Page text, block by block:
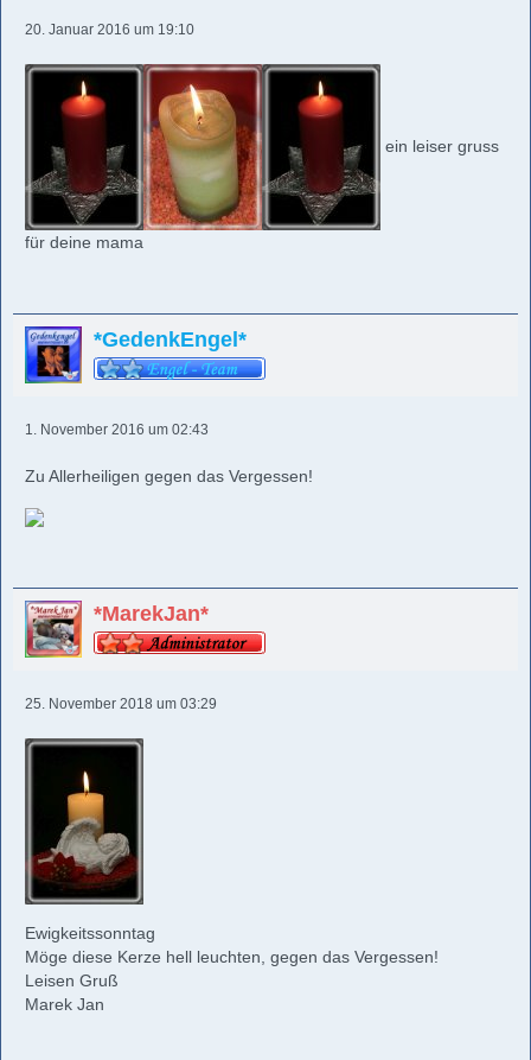
20. Januar 2016 um 19:10
ein leiser gruss
für deine mama
*GedenkEngel*
1. November 2016 um 02:43
Zu Allerheiligen gegen das Vergessen!
*MarekJan*
25. November 2018 um 03:29
Ewigkeitssonntag
Möge diese Kerze hell leuchten, gegen das Vergessen!
Leisen Gruß
Marek Jan